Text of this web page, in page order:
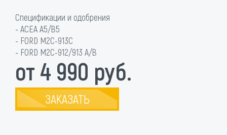
Спецификации и одобрения
- ACEA A5/B5
- FORD M2С-913С
- FORD M2C-912/913 A/B
от 4 990 руб.
ЗАКАЗАТЬ